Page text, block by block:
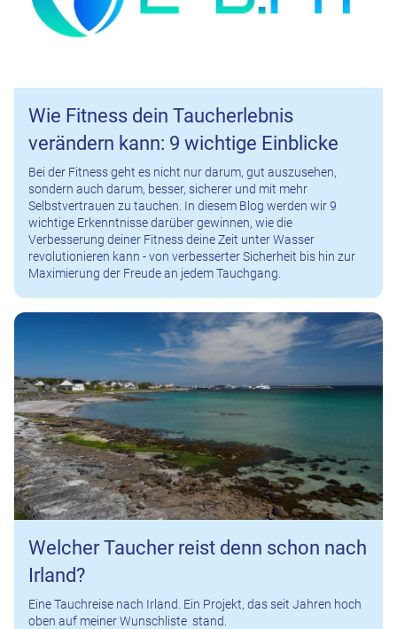
Wie Fitness dein Taucherlebnis
verändern kann: 9 wichtige Einblicke
Bei der Fitness geht es nicht nur darum, gut auszusehen,
sondern auch darum, besser, sicherer und mit mehr
Selbstvertrauen zu tauchen. In diesem Blog werden wir 9
wichtige Erkenntnisse darüber gewinnen, wie die
Verbesserung deiner Fitness deine Zeit unter Wasser
revolutionieren kann - von verbesserter Sicherheit bis hin zur
Maximierung der Freude an jedem Tauchgang.
Welcher Taucher reist denn schon nach
Irland?
Eine Tauchreise nach Irland. Ein Projekt, das seit Jahren hoch
oben auf meiner Wunschliste stand.